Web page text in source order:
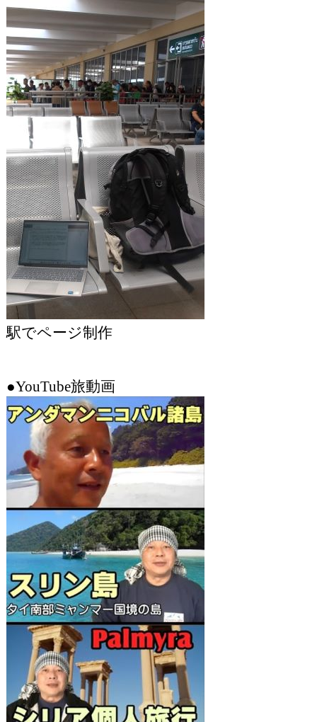
駅でページ制作
●YouTube旅動画